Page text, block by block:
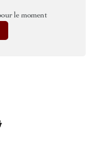
le moment